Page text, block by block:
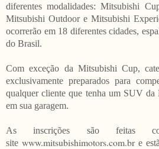
diferentes modalidades: Mitsubishi
Mitsubishi Outdoor e Mitsubishi
ocorrerão em 18 diferentes cidades,
do Brasil.
Com exceção da Mitsubishi Cup,
exclusivamente preparados para
qualquer cliente que tenha um SUV
em sua garagem.
As inscrições são feitas
site www.mitsubishimotors.com.bre